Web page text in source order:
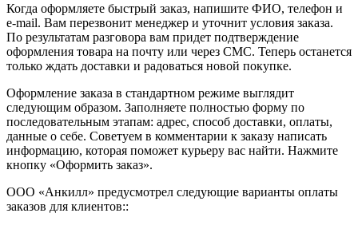
Когда оформляете быстрый заказ, напишите ФИО, телефон и
e-mail. Вам перезвонит менеджер и уточнит условия заказа.
По результатам разговора вам придет подтверждение
оформления товара на почту или через СМС. Теперь останется
только ждать доставки и радоваться новой покупке.
Оформление заказа в стандартном режиме выглядит
следующим образом. Заполняете полностью форму по
последовательным этапам: адрес, способ доставки, оплаты,
данные о себе. Советуем в комментарии к заказу написать
информацию, которая поможет курьеру вас найти. Нажмите
кнопку «Оформить заказ».
ООО «Анкилл» предусмотрел следующие варианты оплаты
заказов для клиентов::